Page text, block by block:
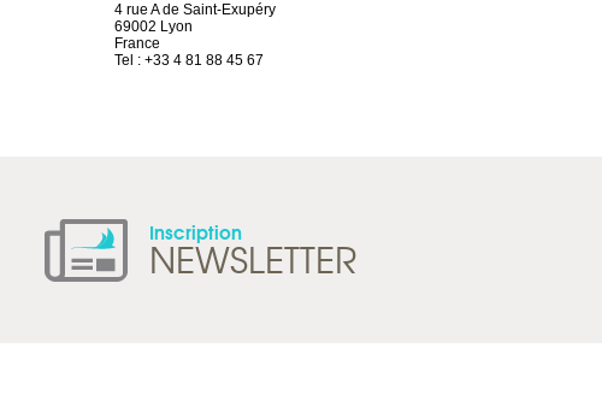
4 rue A de Saint-Exupéry
69002 Lyon
France
Tel : +33 4 81 88 45 67
Inscription
NEWSLETTER